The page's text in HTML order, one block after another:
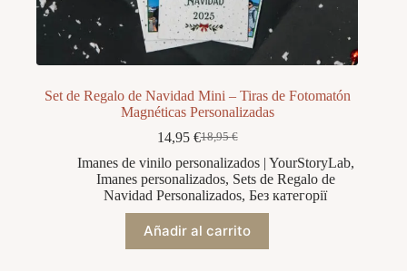
Set de Regalo de Navidad Mini – Tiras de Fotomatón
Magnéticas Personalizadas
18,95€
El
precio
original
era:
14,95 €El
precio
actual
es:
Imanes de vinilo personalizados | YourStoryLab,
Imanes personalizados, Sets de Regalo de
Navidad Personalizados,Без категорії
Añadir al carrito